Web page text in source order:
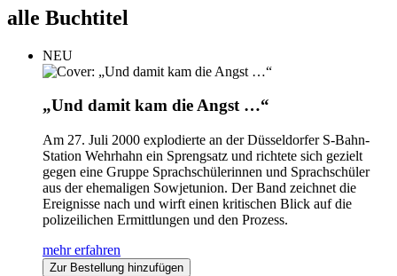
alle Buchtitel
NEU
„Und damit kam die Angst …“
Am 27. Juli 2000 explodierte an der Düsseldorfer S-Bahn-
Station Wehrhahn ein Sprengsatz und richtete sich gezielt
gegen eine Gruppe Sprachschülerinnen und Sprachschüler
aus der ehemaligen Sowjetunion. Der Band zeichnet die
Ereignisse nach und wirft einen kritischen Blick auf die
polizeilichen Ermittlungen und den Prozess.
mehr erfahren
Zur Bestellung hinzufügen